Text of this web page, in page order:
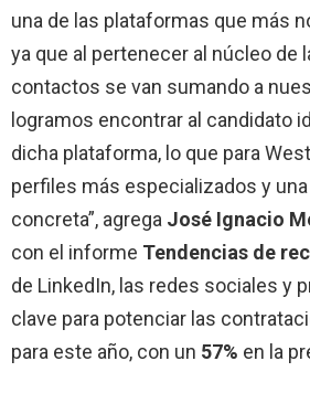
una de las plataformas que más
ya que al pertenecer al núcleo de
contactos se van sumando a
logramos encontrar al candidato
dicha plataforma, lo que para
perfiles más especializados y
concreta”, agrega José Ignacio
con el informe Tendencias de
de LinkedIn, las redes sociales y
clave para potenciar las
para este año, con un 57% en la